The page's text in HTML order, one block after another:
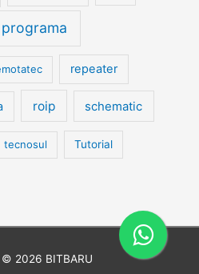
programa
repeater
roip schematic
tecnosul Tutorial
© 2026 BITBARU